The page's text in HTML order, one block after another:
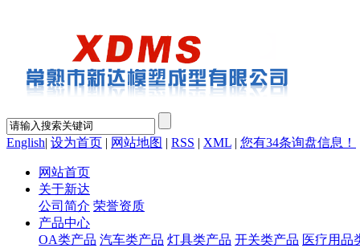
English| 设为首页 | 网站地图 | RSS | XML | 您有34条询盘信息！
网站首页
关于新达
公司简介 荣誉资质
产品中心
OA类产品 汽车类产品 灯具类产品 开关类产品 医疗用品